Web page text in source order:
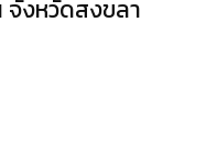
จังหวัดสงขลา